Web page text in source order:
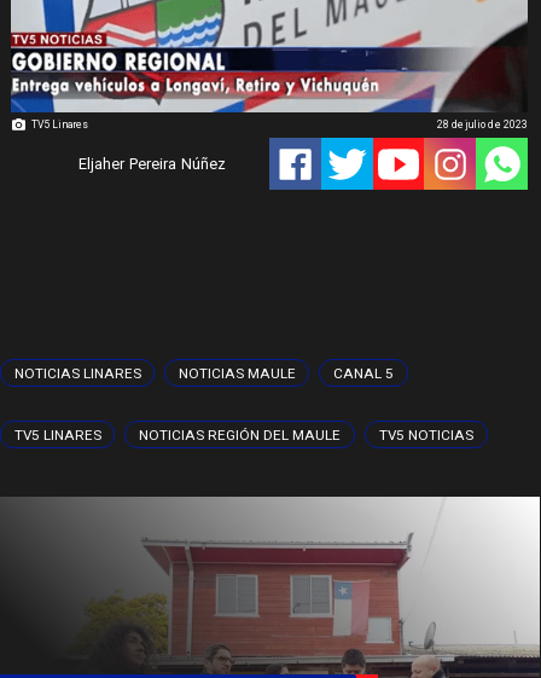
TV5 Linares
Eljaher Pereira Núñez
28 de julio de 2023
NOTICIAS LINARES NOTICIAS MAULE CANAL 5
TV5 LINARES NOTICIAS REGIÓN DEL MAULE TV5 NOTICIAS